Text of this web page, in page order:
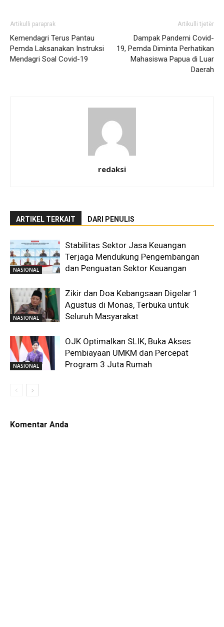
Artikulli paraprak
Kemendagri Terus Pantau
Pemda Laksanakan Instruksi
Mendagri Soal Covid-19
Artikulli tjetër
Dampak Pandemi Covid-
19, Pemda Diminta Perhatikan
Mahasiswa Papua di Luar
Daerah
redaksi
ARTIKEL TERKAIT DARI PENULIS
NASIONAL
Stabilitas Sektor Jasa Keuangan
Terjaga Mendukung Pengembangan
dan Penguatan Sektor Keuangan
NASIONAL
Zikir dan Doa Kebangsaan Digelar 1
Agustus di Monas, Terbuka untuk
Seluruh Masyarakat
NASIONAL
OJK Optimalkan SLIK, Buka Akses
Pembiayaan UMKM dan Percepat
Program 3 Juta Rumah
Komentar Anda